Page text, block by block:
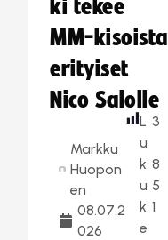
ki tekee
MM-kisoista
erityiset
Nico Salolle
Markku
Huopon
en
08.07.2
026
L
u
k
u
k
e
3
8
5
1